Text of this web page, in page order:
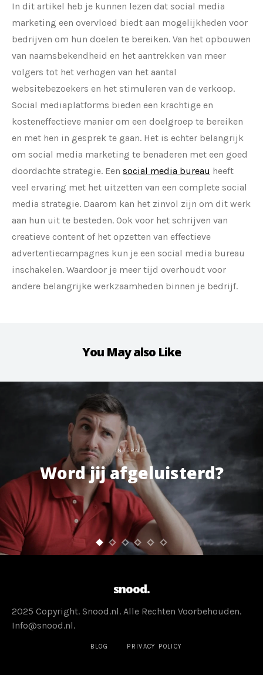
In dit artikel heb je kunnen lezen dat social media
marketing een overvloed biedt aan mogelijkheden voor
bedrijven om hun doelen te bereiken. Van het opbouwen
van naamsbekendheid en het aantrekken van meer
volgers tot het verhogen van het aantal
websitebezoekers en het stimuleren van de verkoop.
Social mediaplatforms bieden een krachtige en
kosteneffectieve manier om een doelgroep te bereiken
en met hen in gesprek te gaan. Het is echter belangrijk
om social media marketing te benaderen met een goed
doordachte strategie. Een social media bureau heeft
veel ervaring met het uitzetten van een complete social
media strategie. Daarom kan het zinvol zijn om dit werk
aan hun uit te besteden. Ook voor het schrijven van
creatieve content of het opzetten van effectieve
advertentiecampagnes kun je een social media bureau
inschakelen. Waardoor je meer tijd overhoudt voor
andere belangrijke werkzaamheden binnen je bedrijf.
You May also Like
INTERNET
Word jij afgeluisterd?
snood.
BLOG PRIVACY POLICY
2025 Copyright. Snood.nl. Alle Rechten Voorbehouden.
Info@snood.nl.